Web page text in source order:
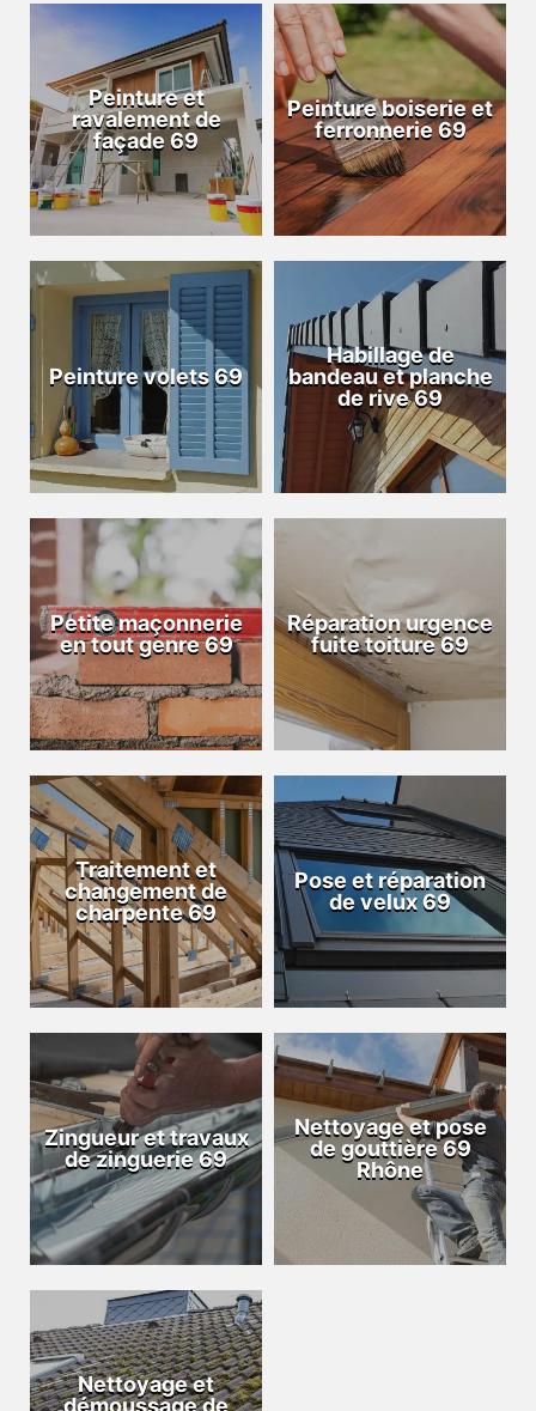
Peinture et
ravalement de
façade 69
Peinture boiserie et
ferronnerie 69
Peinture volets 69
Habillage de
bandeau et planche
de rive 69
Petite maçonnerie
en tout genre 69
Réparation urgence
fuite toiture 69
Traitement et
changement de
charpente 69
Pose et réparation
de velux 69
Zingueur et travaux
de zinguerie 69
Nettoyage et pose
de gouttière 69
Rhône
Nettoyage et
démoussage de